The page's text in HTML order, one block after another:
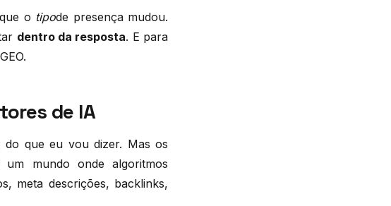
o tipode presença mudou.
dentro da resposta. E para
de IA
do que eu vou dizer. Mas os
mundo onde algoritmos
meta descrições, backlinks,